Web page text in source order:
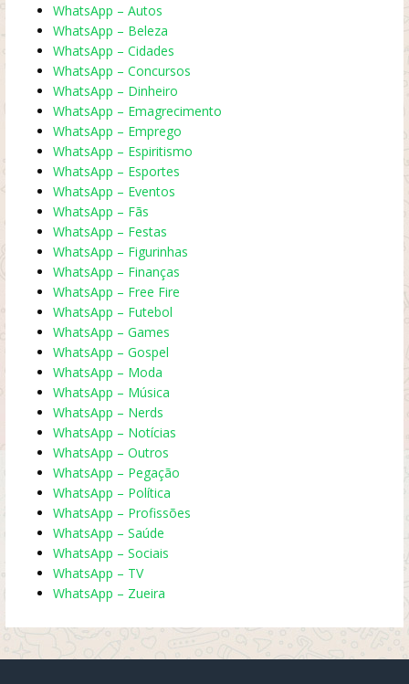
WhatsApp – Autos
WhatsApp – Beleza
WhatsApp – Cidades
WhatsApp – Concursos
WhatsApp – Dinheiro
WhatsApp – Emagrecimento
WhatsApp – Emprego
WhatsApp – Espiritismo
WhatsApp – Esportes
WhatsApp – Eventos
WhatsApp – Fãs
WhatsApp – Festas
WhatsApp – Figurinhas
WhatsApp – Finanças
WhatsApp – Free Fire
WhatsApp – Futebol
WhatsApp – Games
WhatsApp – Gospel
WhatsApp – Moda
WhatsApp – Música
WhatsApp – Nerds
WhatsApp – Notícias
WhatsApp – Outros
WhatsApp – Pegação
WhatsApp – Política
WhatsApp – Profissões
WhatsApp – Saúde
WhatsApp – Sociais
WhatsApp – TV
WhatsApp – Zueira